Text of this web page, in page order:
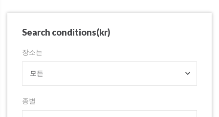
Search conditions(kr)
장소는
모든
종별